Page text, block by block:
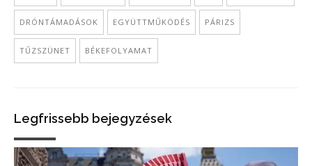
DRÓNTÁMADÁSOK EGYÜTTMŰKÖDÉS PÁRIZS
TŰZSZÜNET BÉKEFOLYAMAT
Legfrissebb bejegyzések